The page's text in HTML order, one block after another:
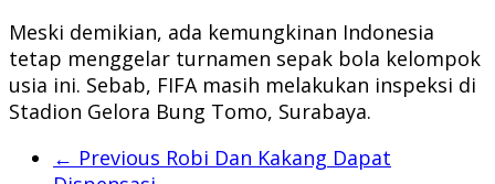
Meski demikian, ada kemungkinan Indonesia
tetap menggelar turnamen sepak bola kelompok
usia ini. Sebab, FIFA masih melakukan inspeksi di
Stadion Gelora Bung Tomo, Surabaya.
← Previous Robi Dan Kakang Dapat